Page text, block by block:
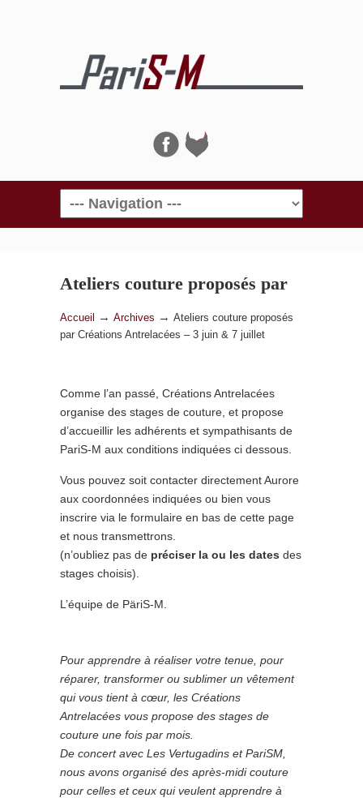
Navigation
Ateliers couture proposés par
Créations Antrelacées – 3 juin
Accueil → Archives → Ateliers couture proposés
par Créations Antrelacées – 3 juin & 7 juillet
Comme l’an passé, Créations Antrelacées
organise des stages de couture, et propose
d’accueillir les adhérents et sympathisants de
PariS-M aux conditions indiquées ci dessous.
Vous pouvez soit contacter directement Aurore
aux coordonnées indiquées ou bien vous
inscrire via le formulaire en bas de cette page
et nous transmettrons.
(n’oubliez pas de préciser la ou les dates des
stages choisis).
L’équipe de PäriS-M.
Pour apprendre à réaliser votre tenue, pour
réparer, transformer ou sublimer un vêtement
qui vous tient à cœur, les Créations
Antrelacées vous propose des stages de
couture une fois par mois.
De concert avec Les Vertugadins et PariSM,
nous avons organisé des après-midi couture
pour celles et ceux qui veulent apprendre à